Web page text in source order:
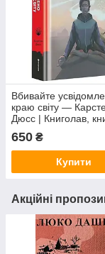
Вбивайте
краю світу —
Дюсс | Книголав,
українською, нова,
650 ₴
Купити
Акційні